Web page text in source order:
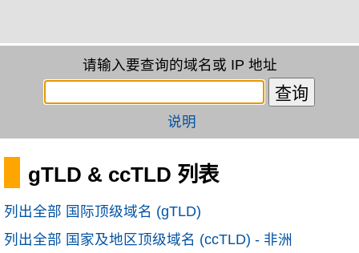
请输入要查询的域名或 IP 地址
说明
gTLD & ccTLD 列表
列出全部 国际顶级域名 (gTLD)
列出全部 国家及地区顶级域名 (ccTLD) - 非洲